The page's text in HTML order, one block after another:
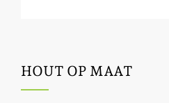
HOUT OP MAAT